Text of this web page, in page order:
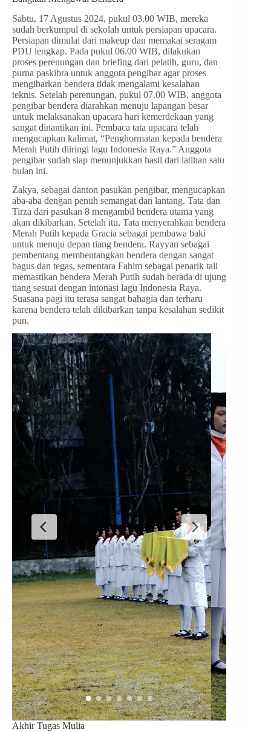
Sabtu, 17 Agustus 2024, pukul 03.00 WIB, mereka
sudah berkumpul di sekolah untuk persiapan upacara.
Persiapan dimulai dari makeup dan memakai seragam
PDU lengkap. Pada pukul 06.00 WIB, dilakukan
proses perenungan dan briefing dari pelatih, guru, dan
purna paskibra untuk anggota pengibar agar proses
mengibarkan bendera tidak mengalami kesalahan
teknis. Setelah perenungan, pukul 07.00 WIB, anggota
pengibar bendera diarahkan menuju lapangan besar
untuk melaksanakan upacara hari kemerdekaan yang
sangat dinantikan ini. Pembaca tata upacara telah
mengucapkan kalimat, “Penghormatan kepada bendera
Merah Putih diiringi lagu Indonesia Raya.” Anggota
pengibar sudah siap menunjukkan hasil dari latihan satu
bulan ini.
Zakya, sebagai danton pasukan pengibar, mengucapkan
aba-aba dengan penuh semangat dan lantang. Tata dan
Tirza dari pasukan 8 mengambil bendera utama yang
akan dikibarkan. Setelah itu, Tata menyerahkan bendera
Merah Putih kepada Gracia sebagai pembawa baki
untuk menuju depan tiang bendera. Rayyan sebagai
pembentang membentangkan bendera dengan sangat
bagus dan tegas, sementara Fahim sebagai penarik tali
memastikan bendera Merah Putih sudah berada di ujung
tiang sesuai dengan intonasi lagu Indonesia Raya.
Suasana pagi itu terasa sangat bahagia dan terharu
karena bendera telah dikibarkan tanpa kesalahan sedikit
pun.
Akhir Tugas Mulia